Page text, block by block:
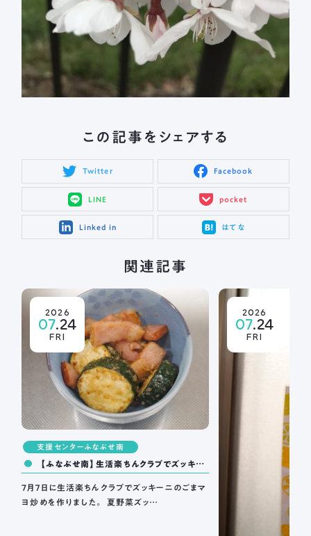
この記事をシェアする
Twitter Facebook
LINE pocket
Linked in はてな
関連記事
2026
07.24
FRI
支援センターふなぶせ南
【ふなぶせ南】生活楽ちんクラブでズッキー
ニのごまマヨ炒めを作りました。
7月７日に生活楽ちんクラブでズッキーニのごまマ
ヨ炒めを作りました。 夏野菜ズッ…
2026
07.24
FRI